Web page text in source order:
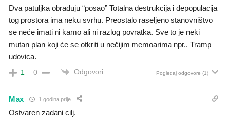
Dva patuljka obrađuju “posao” Totalna destrukcija i depopulacija
tog prostora ima neku svrhu. Preostalo raseljeno stanovništvo
se neće imati ni kamo ali ni razlog povratka. Sve to je neki
mutan plan koji će se otkriti u nečijim memoarima npr.. Tramp
udovica.
1 0 Odgovori Pogledaj odgovore (1)
Max 1 godina prije
Ostvaren zadani cilj.